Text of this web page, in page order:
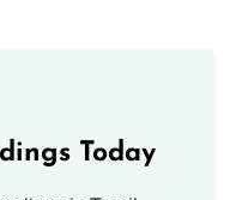
Today